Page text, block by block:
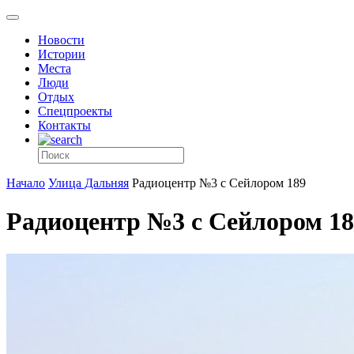
Новости
Истории
Места
Люди
Отдых
Спецпроекты
Контакты
Начало Улица Дальняя Радиоцентр №3 с Сейлором 189
Радиоцентр №3 с Сейлором